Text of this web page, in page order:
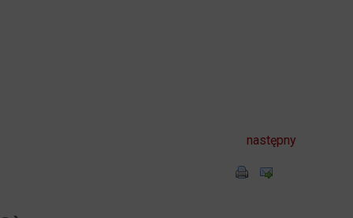
następny